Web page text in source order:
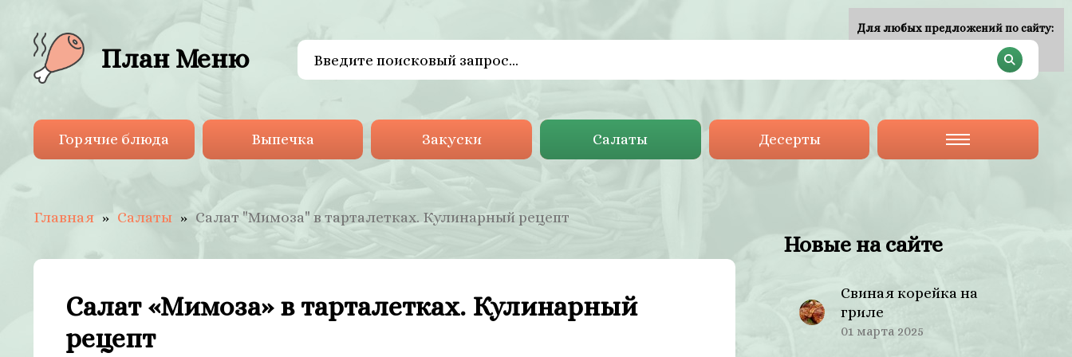
План Меню
Горячие блюда Выпечка Закуски Салаты Десерты
Главная Салаты Салат "Мимоза" в тарталетках. Кулинарный рецепт
Салат «Мимоза» в тарталетках. Кулинарный
рецепт
Новые на сайте
Свиная корейка на
гриле
01 марта 2025
Для любых предложений по сайту: